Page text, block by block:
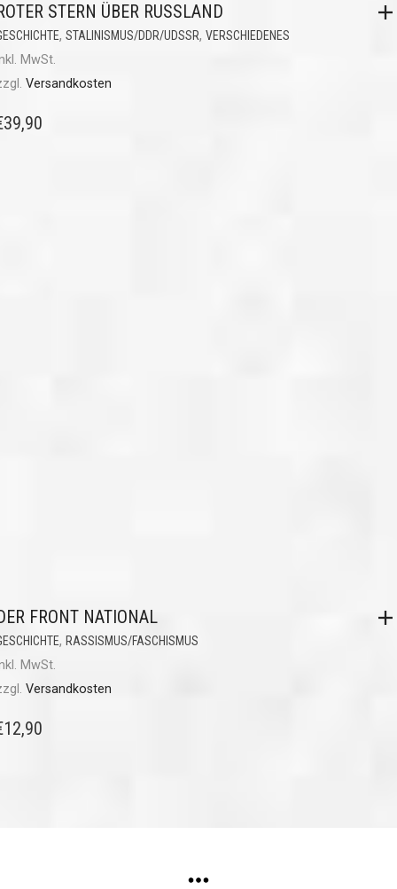
STERN ÜBER RUSSLAND
, STALINISMUS/DDR/UDSSR, VERSCHIEDENES
MwSt.
Versandkosten
39,90
FRONT NATIONAL
, RASSISMUS/FASCHISMUS
MwSt.
Versandkosten
12,90